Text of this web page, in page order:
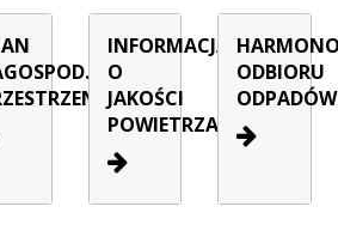
INFORMACJA
O
JAKOŚCI
POWIETRZA
ODBIORU
ODPADÓW